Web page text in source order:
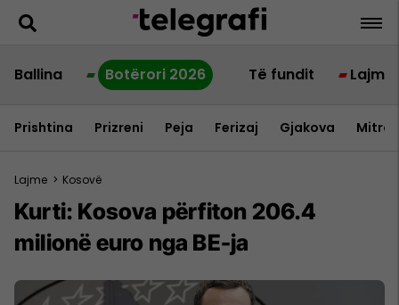
Ballina Botërori 2026 Të fundit Lajme
Prishtina Prizreni Peja Ferizaj Gjakova
Lajme > Kosovë
Kurti: Kosova përfiton 206.4
milionë euro nga BE-ja